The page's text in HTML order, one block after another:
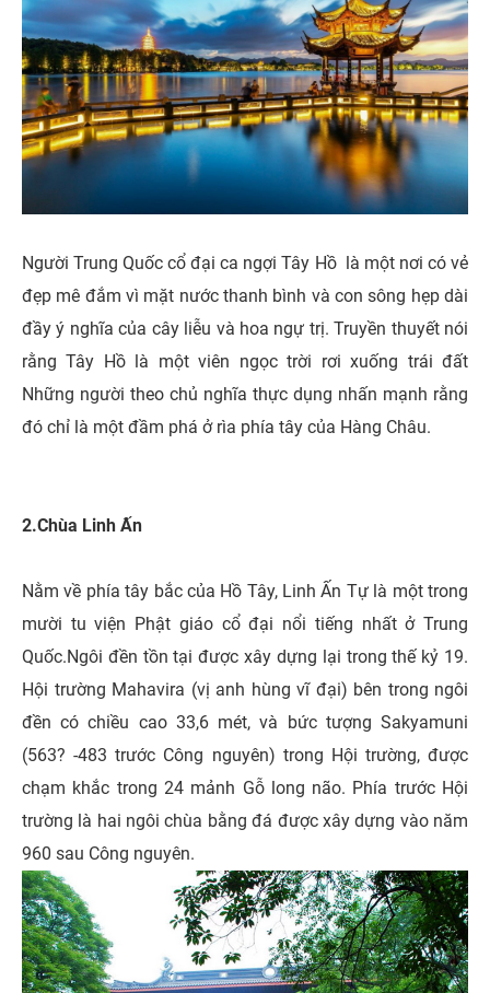
Người Trung Quốc cổ đại ca ngợi Tây Hồ là một nơi có vẻ
đẹp mê đắm vì mặt nước thanh bình và con sông hẹp dài
đầy ý nghĩa của cây liễu và hoa ngự trị. Truyền thuyết nói
rằng Tây Hồ là một viên ngọc trời rơi xuống trái đất
Những người theo chủ nghĩa thực dụng nhấn mạnh rằng
đó chỉ là một đầm phá ở rìa phía tây của Hàng Châu.
2.Chùa Linh Ấn
Nằm về phía tây bắc của Hồ Tây, Linh Ấn Tự là một trong
mười tu viện Phật giáo cổ đại nổi tiếng nhất ở Trung
Quốc.Ngôi đền tồn tại được xây dựng lại trong thế kỷ 19.
Hội trường Mahavira (vị anh hùng vĩ đại) bên trong ngôi
đền có chiều cao 33,6 mét, và bức tượng Sakyamuni
(563? -483 trước Công nguyên) trong Hội trường, được
chạm khắc trong 24 mảnh Gỗ long não. Phía trước Hội
trường là hai ngôi chùa bằng đá được xây dựng vào năm
960 sau Công nguyên.